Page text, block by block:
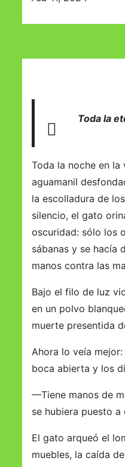
Toda la
Toda la noche en
aguamanil
la escolladura de
silencio, el gato
oscuridad: sólo los
sábanas y se hacía
manos contra las
Bajo el filo de luz
en un polvo
muerte presentida
Ahora lo veía
boca abierta y los
—Tiene manos de
se hubiera puesto
El gato arqueó el
muebles, la caída